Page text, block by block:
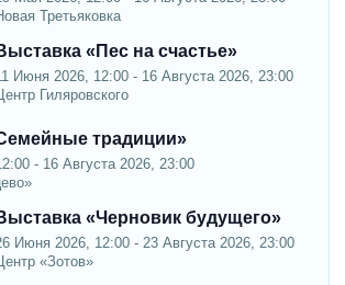
Третьяковка
«Пес на счастье»
Июня 2026, 12:00 - 16 Августа 2026, 23:00
Гиляровского
традиции»
- 16 Августа 2026, 23:00
«Черновик будущего»
Июня 2026, 12:00 - 23 Августа 2026, 23:00
«Зотов»